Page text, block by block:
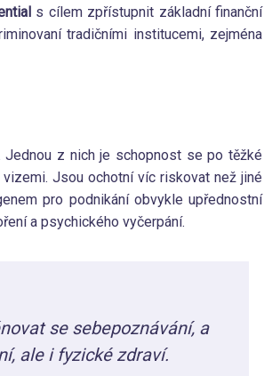
s cílem zpřístupnit základní finanční
tradičními institucemi, zejména
z nich je schopnost se po těžké
Jsou ochotní víc riskovat než jiné
pro podnikání obvykle upřednostní
a psychického vyčerpání.
se sebepoznávání, a
ale i fyzické zdraví.